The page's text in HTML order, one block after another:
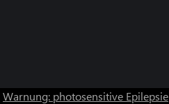
Warnung: photosensitive Epilepsie